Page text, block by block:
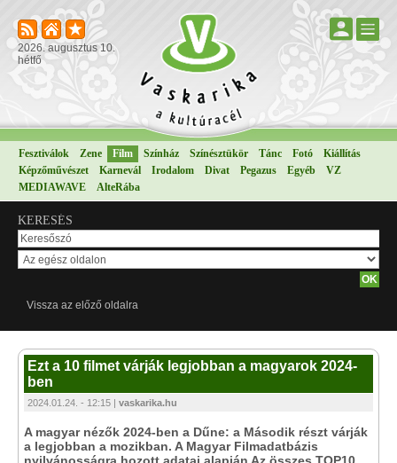
2026. augusztus 10.
hétfő
Fesztiválok Zene Film Színház Színésztükör Tánc Fotó
Kiállítás
Képzőművészet
Karnevál Irodalom Divat Pegazus Egyéb
VZ
MEDIAWAVE
AlteRába
KERESÉS
Vissza az előző oldalra
Ezt a 10 filmet várják legjobban a magyarok 2024-
ben
2024.01.24. - 12:15 | vaskarika.hu
A magyar nézők 2024-ben a Dűne: a Második részt várják
a legjobban a mozikban. A Magyar Filmadatbázis